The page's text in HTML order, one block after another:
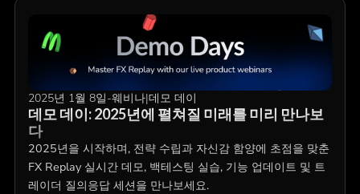
2025년 1월 8일-웨비나|데모 데이
데모 데이: 2025년에 펼쳐질 미래를 미리 만나보
다
2025년을 시작하며, 전략 수립과 자신감 함양에 초점을 맞춘
FX Replay 실시간 데모, 백테스팅 실습, 기능 업데이트 및 트
레이더 질의응답 세션을 만나보세요.